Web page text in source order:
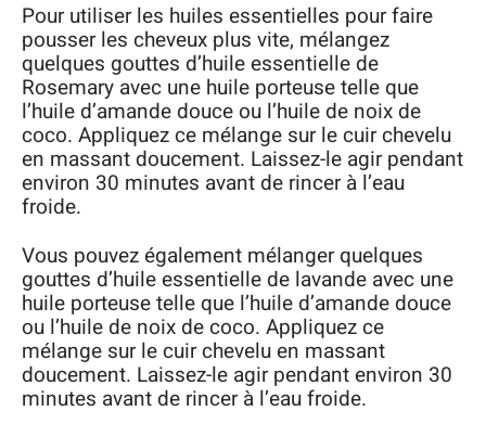
Pour utiliser les huiles essentielles pour faire
pousser les cheveux plus vite, mélangez
quelques gouttes d’huile essentielle de
Rosemary avec une huile porteuse telle que
l’huile d’amande douce ou l’huile de noix de
coco. Appliquez ce mélange sur le cuir chevelu
en massant doucement. Laissez-le agir pendant
environ 30 minutes avant de rincer à l’eau
froide.
Vous pouvez également mélanger quelques
gouttes d’huile essentielle de lavande avec une
huile porteuse telle que l’huile d’amande douce
ou l’huile de noix de coco. Appliquez ce
mélange sur le cuir chevelu en massant
doucement. Laissez-le agir pendant environ 30
minutes avant de rincer à l’eau froide.